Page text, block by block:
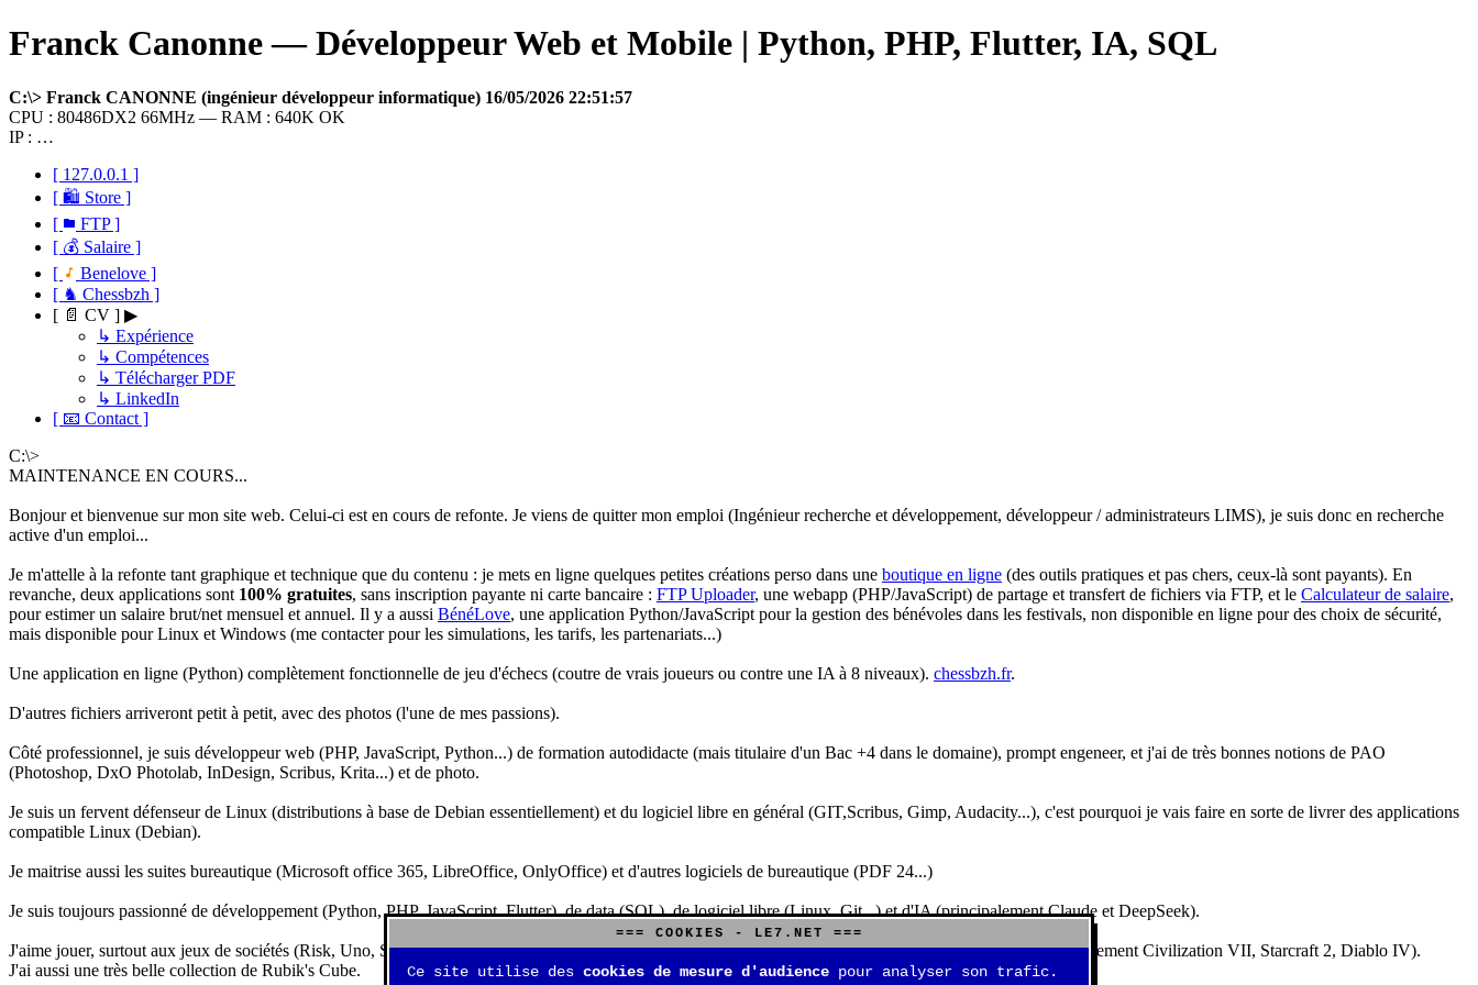
Franck Canonne — Développeur Web et Mobile | Python, PHP, Flutter, IA, SQL
C:\> Franck CANONNE (ingénieur développeur informatique) 16/05/2026 22:51:57
CPU : 80486DX2 66MHz — RAM : 640K OK
IP : …
[ 127.0.0.1 ]
[ 🛍 Store ]
[
FTP ]
[ 💰 Salaire ]
[
Benelove ]
[ ♞ Chessbzh ]
[ 📄 CV ] ▶
↳ Expérience
↳ Compétences
↳ Télécharger PDF
↳ LinkedIn
[ 📧 Contact ]
C:\>
MAINTENANCE EN COURS...
Bonjour et bienvenue sur mon site web. Celui-ci est en cours de refonte. Je viens de quitter mon emploi (Ingénieur recherche et développement, développeur / administrateurs LIMS), je suis donc en recherche
active d'un emploi...
Je m'attelle à la refonte tant graphique et technique que du contenu : je mets en ligne quelques petites créations perso dans une boutique en ligne (des outils pratiques et pas chers, ceux-là sont payants). En
revanche, deux applications sont 100% gratuites, sans inscription payante ni carte bancaire : FTP Uploader, une webapp (PHP/JavaScript) de partage et transfert de fichiers via FTP, et le Calculateur de salaire,
pour estimer un salaire brut/net mensuel et annuel. Il y a aussi BénéLove, une application Python/JavaScript pour la gestion des bénévoles dans les festivals, non disponible en ligne pour des choix de sécurité,
mais disponible pour Linux et Windows (me contacter pour les simulations, les tarifs, les partenariats...)
Une application en ligne (Python) complètement fonctionnelle de jeu d'échecs (coutre de vrais joueurs ou contre une IA à 8 niveaux). chessbzh.fr.
D'autres fichiers arriveront petit à petit, avec des photos (l'une de mes passions).
Côté professionnel, je suis développeur web (PHP, JavaScript, Python...) de formation autodidacte (mais titulaire d'un Bac +4 dans le domaine), prompt engeneer, et j'ai de très bonnes notions de PAO
(Photoshop, DxO Photolab, InDesign, Scribus, Krita...) et de photo.
Je suis un fervent défenseur de Linux (distributions à base de Debian essentiellement) et du logiciel libre en général (GIT,Scribus, Gimp, Audacity...), c'est pourquoi je vais faire en sorte de livrer des applications
compatible Linux (Debian).
Je maitrise aussi les suites bureautique (Microsoft office 365, LibreOffice, OnlyOffice) et d'autres logiciels de bureautique (PDF 24...)
Je suis toujours passionné de développement (Python, PHP, JavaScript, Flutter), de data (SQL), de logiciel libre (Linux, Git...) et d'IA (principalement Claude et DeepSeek).
J'aime jouer, surtout aux jeux de sociétés (Risk, Uno, Scrabble...), mais aussi aux jeux de stratégie (Echecs, Go, Quarto, Tock...) et aux jeux vidéos (essentiellement Civilization VII, Starcraft 2, Diablo IV).
J'ai aussi une très belle collection de Rubik's Cube.
=== COOKIES - LE7.NET ===
Ce site utilise des cookies de mesure d'audience pour analyser son trafic.